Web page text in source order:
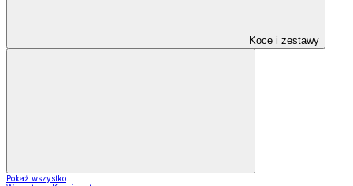
Koce i zestawy
Pokaż wszystko